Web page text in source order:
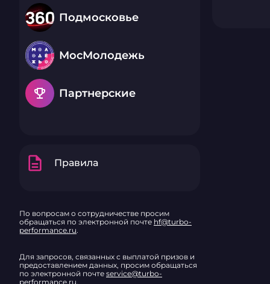
Подмосковье
МосМолодежь
emoji_events Партнерские
description Правила
По вопросам о сотрудничестве просим
обращаться по электронной почте hf@turbo-
performance.ru.
Для запросов, связанных с выплатой призов и
предоставлением данных, просим обращаться
по электронной почте service@turbo-
performance.ru.